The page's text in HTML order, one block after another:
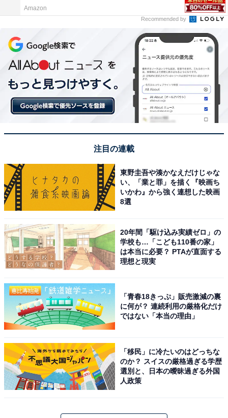
で精一杯。貯蓄や投資に回せるほど給料は良くない（30
代女性／神奈川県）」「可処分所得が少な過ぎ！！ （50
代男性／愛知県）」など、手取り収入が少なく余裕がな
い、との声も集まりました。
「備えができている」人が実践している資産形成
の方法とは？
一方、備えができているという人は、具体的にどのよう
な資産形成を行っているのでしょうか。“老後2000万円
問題”に対する備えが、「しっかりとできている」「ある
ついて聞きました。
最も多かった回答は、「普通預金（73.0％）」。次い
Amazon
Recommended by
注目の連載
東野圭吾や湊かなえだけじゃな
い、「業と罪」を描く『映画ち
いかわ』から強く連想した映画
8選
20年間「駆け込み実績ゼロ」の
学校も…「こども110番の家」
は本当に必要？ PTAが直面する
理想と現実
「青春18きっぷ」販売激減の裏
に何が？ 連続利用の厳格化だけ
ではない「本当の理由」
「移民」に冷たいのはどっちな
のか？ スイスの厳格過ぎる学歴
選別と、日本の曖昧過ぎる外国
人政策